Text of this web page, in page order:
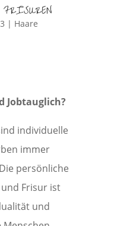
| Haare
Jobtauglich?
individuelle
immer
persönliche
Frisur ist
und